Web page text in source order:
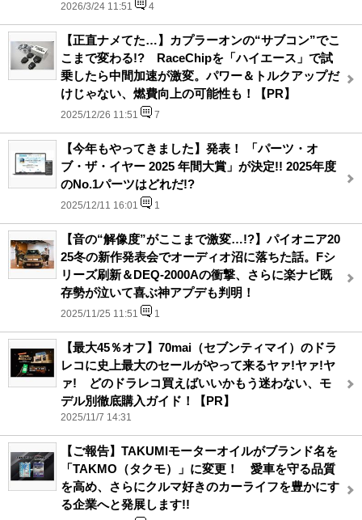
2026/3/24 11:51 4
【正直ナメてた…】カプラーオンの“サブコン”でこ
こまで変わる!? RaceChipを「ハイエース」で試
乗したら中間加速が激変。パワー＆トルクアップだ
けじゃない、燃費向上の可能性も！【PR】
2025/12/26 11:51 7
【今年もやってきました】発表！ 「パーツ・オ
ブ・ザ・イヤー 2025 年間大賞」が決定!! 2025年度
のNo.1パーツはどれだ!?
2025/12/11 16:01 1
【音の“解像度”がここまで激変…!?】パイオニア20
25冬の新作発表会でオーディオ沼に落ちた話。Fシ
リーズ刷新＆DEQ-2000Aの衝撃、さらに楽ナビ既
存勢が泣いて喜ぶ神アプデも判明！
2025/11/25 11:51 1
【最大45％オフ】70mai（セブンティマイ）のドラ
レコに史上最大のセールがやって来るヤァ!ヤァ!ヤ
ァ! どのドラレコ買えばいいかもう迷わない、モ
デル別徹底購入ガイド！【PR】
2025/11/7 14:31
【ご報告】TAKUMIモーターオイルがブランド名を
「TAKMO（タクモ）」に変更！ 愛車を守る品質
を高め、さらにクルマ好きのカーライフを豊かにす
る企業へと発展します!!